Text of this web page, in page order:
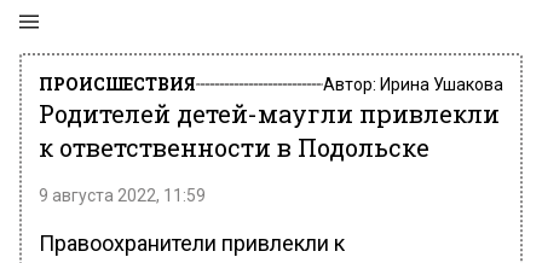
ПРОИСШЕСТВИЯ Автор: Ирина Ушакова
Родителей детей-маугли привлекли
к ответственности в Подольске
9 августа 2022, 11:59
Правоохранители привлекли к